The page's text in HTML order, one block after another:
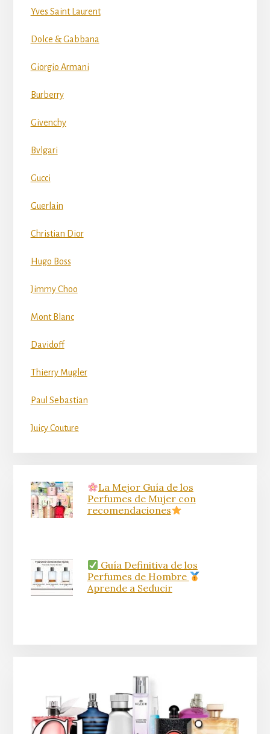
Yves Saint Laurent
Dolce & Gabbana
Giorgio Armani
Burberry
Givenchy
Bvlgari
Gucci
Guerlain
Christian Dior
Hugo Boss
Jimmy Choo
Mont Blanc
Davidoff
Thierry Mugler
Paul Sebastian
Juicy Couture
La Mejor Guía de los
Perfumes de Mujer con
recomendaciones
Guía Definitiva de los
Perfumes de Hombre
Aprende a Seducir